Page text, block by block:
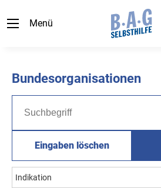
Menü
Bundesorganisationen
Eingaben löschen
Indikation